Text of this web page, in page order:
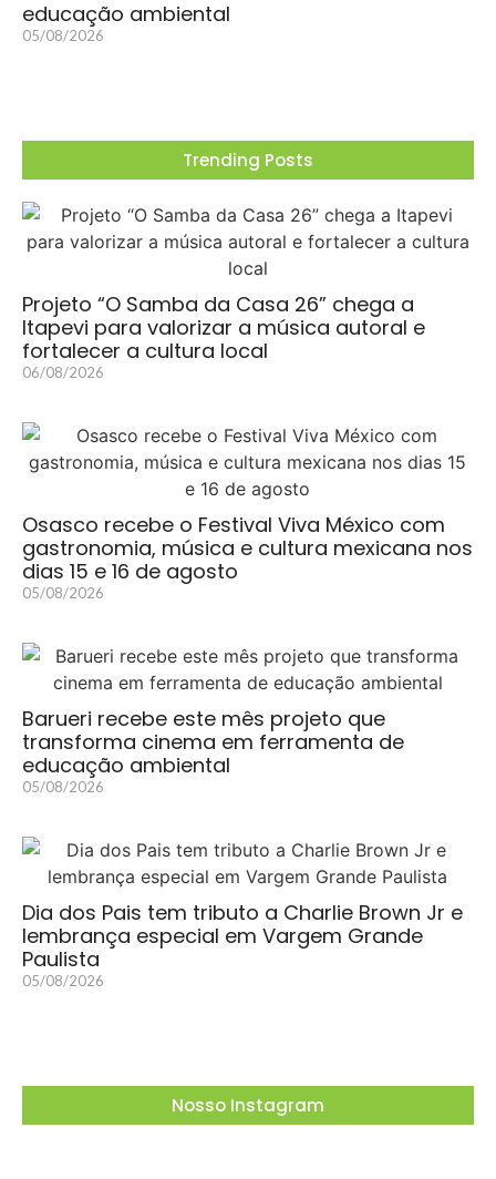
educação ambiental
05/08/2026
Trending Posts
Projeto “O Samba da Casa 26” chega a
Itapevi para valorizar a música autoral e
fortalecer a cultura local
06/08/2026
Osasco recebe o Festival Viva México com
gastronomia, música e cultura mexicana nos
dias 15 e 16 de agosto
05/08/2026
Barueri recebe este mês projeto que
transforma cinema em ferramenta de
educação ambiental
05/08/2026
Dia dos Pais tem tributo a Charlie Brown Jr e
lembrança especial em Vargem Grande
Paulista
05/08/2026
Nosso Instagram